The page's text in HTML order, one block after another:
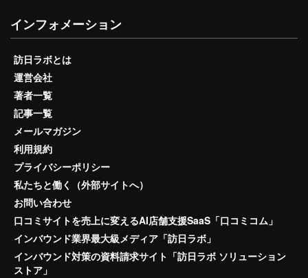
インフォメーション
訪日ラボとは
運営会社
著者一覧
記事一覧
メールマガジン
利用規約
プライバシーポリシー
私たちと働く（外部サイトへ）
お問い合わせ
口コミサイトを売上に変えるAI店舗支援SaaS「口コミコム」
インバウンド業界最大級メディア「訪日ラボ」
インバウンド対策の資料請求サイト「訪日ラボ ソリューション
ストア」